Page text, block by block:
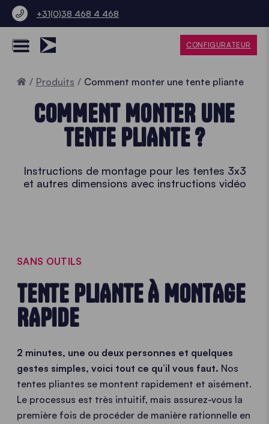
+31(0)38 468 4 468
CONFIGURATEUR
Accueil
Produits Comment monter une tente pliante
COMMENT MONTER UNE
TENTE PLIANTE ?
Instructions de montage pour les tentes 3x3
et autres dimensions avec instructions vidéo
SANS OUTILS
TENTE PLIANTE À MONTAGE
RAPIDE
2 minutes, une ou deux personnes et quelques
gestes simples, voici tout ce qu’il vous faut. Nos
tentes pliantes se montent rapidement et aisément.
Le processus est très intuitif, mais assurez-vous la
première fois de procéder de manière rationnelle en